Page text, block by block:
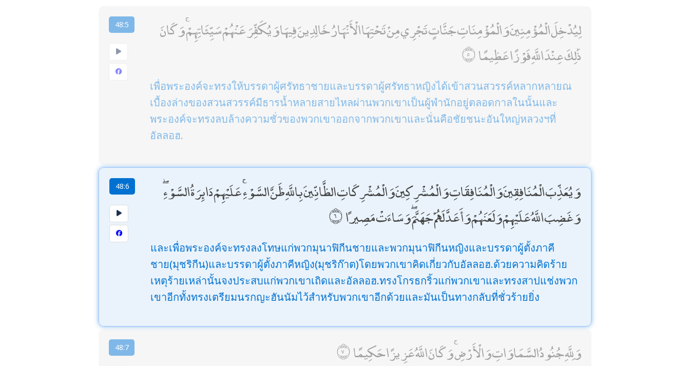
48:5
لِيُدْخِلَ الْمُؤْمِنِينَ وَالْمُؤْمِنَاتِ جَنَّاتٍ تَجْرِي مِنْ تَحْتِهَا الْأَنْهَارُ خَالِدِينَ فِيهَا وَيُكَفِّرَ عَنْهُمْ سَيِّئَاتِهِمْ ۚ وَكَانَ
ذَٰلِكَ عِنْدَ اللَّهِ فَوْزًا عَظِيمًا
เพื่อพระองค์จะทรงให้บรรดาผู้ศรัทธาชายและบรรดาผู้ศรัทธาหญิงได้เข้าสวนสวรรค์หลากหลายณ
เบื้องล่างของสวนสวรรค์มีธารน้ำหลายสายไหลผ่านพวกเขาเป็นผู้พำนักอยู่ตลอดกาลในนั้นและ
พระองค์จะทรงลบล้างความชั่วของพวกเขาออกจากพวกเขาและนั่นคือชัยชนะอันใหญ่หลวงฯที่
อัลลอฮ.
48:6
وَيُعَذِّبَ الْمُنَافِقِينَ وَالْمُنَافِقَاتِ وَالْمُشْرِكِينَ وَالْمُشْرِكَاتِ الظَّانِّينَ بِاللَّهِ ظَنَّ السَّوْءِ ۚ عَلَيْهِمْ دَائِرَةُ السَّوْءِ ۖ
وَغَضِبَ اللَّهُ عَلَيْهِمْ وَلَعَنَهُمْ وَأَعَدَّ لَهُمْ جَهَنَّمَ ۖ وَسَاءَتْ مَصِيرًا
และเพื่อพระองค์จะทรงลงโทษแก่พวกมุนาฟิกีนชายและพวกมุนาฟิกีนหญิงและบรรดาผู้ตั้งภาคี
ชาย(มุชริกีน)และบรรดาผู้ตั้งภาคีหญิง(มุชริก๊าต)โดยพวกเขาคิดเกี่ยวกับอัลลอฮ.ด้วยความคิดร้าย
เหตุร้ายเหล่านั้นจงประสบแก่พวกเขาเถิดและอัลลอฮ.ทรงโกรธกริ้วแก่พวกเขาและทรงสาปแช่งพวก
เขาอีกทั้งทรงเตรียมนรกญะฮันนัมไว้สำหรับพวกเขาอีกด้วยและมันเป็นทางกลับที่ชั่วร้ายยิ่ง
48:7 وَلِلَّهِ جُنُودُ السَّمَاوَاتِ وَالْأَرْضِ ۚ وَكَانَ اللَّهُ عَزِيزًا حَكِيمًا